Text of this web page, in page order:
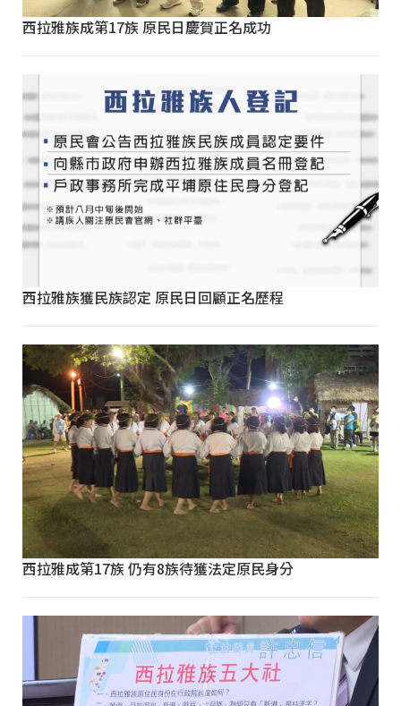
西拉雅族成第17族 原民日慶賀正名成功
西拉雅族獲民族認定 原民日回顧正名歷程
西拉雅成第17族 仍有8族待獲法定原民身分